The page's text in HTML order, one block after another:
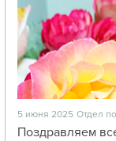
5 июня 2025 Отдел
Поздравляем